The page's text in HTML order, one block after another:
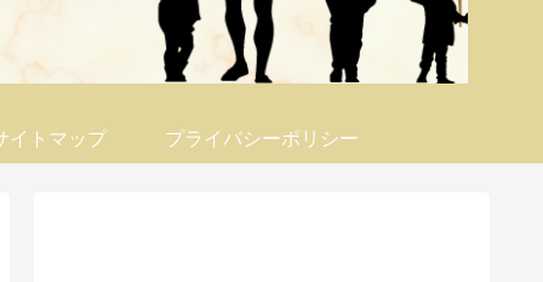
イトマップ プライバシーポリシー